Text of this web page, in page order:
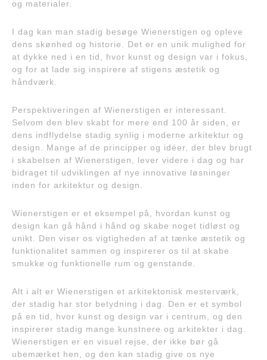
og materialer.
I dag kan man stadig besøge Wienerstigen og opleve
dens skønhed og historie. Det er en unik mulighed for
at dykke ned i en tid, hvor kunst og design var i fokus,
og for at lade sig inspirere af stigens æstetik og
håndværk.
Perspektiveringen af Wienerstigen er interessant.
Selvom den blev skabt for mere end 100 år siden, er
dens indflydelse stadig synlig i moderne arkitektur og
design. Mange af de principper og idéer, der blev brugt
i skabelsen af Wienerstigen, lever videre i dag og har
bidraget til udviklingen af nye innovative løsninger
inden for arkitektur og design.
Wienerstigen er et eksempel på, hvordan kunst og
design kan gå hånd i hånd og skabe noget tidløst og
unikt. Den viser os vigtigheden af at tænke æstetik og
funktionalitet sammen og inspirerer os til at skabe
smukke og funktionelle rum og genstande.
Alt i alt er Wienerstigen et arkitektonisk mesterværk,
der stadig har stor betydning i dag. Den er et symbol
på en tid, hvor kunst og design var i centrum, og den
inspirerer stadig mange kunstnere og arkitekter i dag.
Wienerstigen er en visuel rejse, der ikke bør gå
ubemærket hen, og den kan stadig give os nye